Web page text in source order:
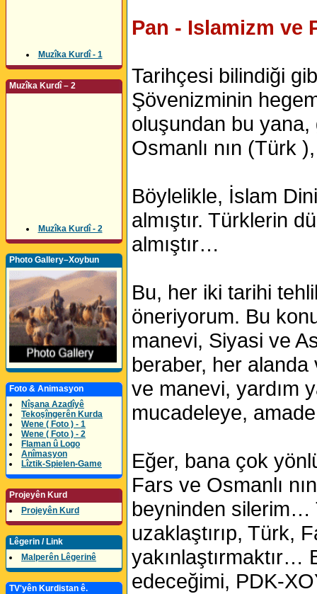
Muzîka Kurdî - 1
Muzîka Kurdî – 2
Muzîka Kurdî - 2
Photo Gallery–Xoybun
Foto & Animasyon
Nîşana Azadîyê
Tekoşîngerên Kurda
Wene ( Foto ) - 1
Wene ( Foto ) - 2
Flaman û Logo
Anîmasyon
Lîztik-Spielen-Game
Projeyên Kurd
Projeyên Kurd
Lêgerin / Link
Malperên Lêgerinê
TV'yên Kurdistan ê.
Pan - Islamizm ve
Tarihçesi bilindiği
Şövenizminin
oluşundan bu
Osmanlı nın (Türk
Böylelikle, İslam
almıştır. Türklerin
almıştır…
Bu, her iki tarihi
öneriyorum. Bu
manevi, Siyasi ve
beraber, her alanda
ve manevi, yardım
mucadeleye,
Eğer, bana çok
Fars ve Osmanlı
beyninden silerim…
uzaklaştırıp, Türk,
yakınlaştırmaktır…
edeceğimi, PDK-